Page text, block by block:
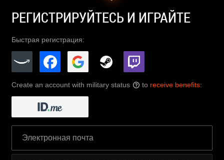
РЕГИСТРИРУЙТЕСЬ И ИГРАЙТЕ
Быстрая регистрация:
Create an account with military status ? to receive benefits: